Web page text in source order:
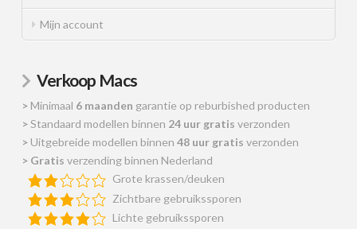
Mijn account
Verkoop Macs
>Minimaal 6 maanden garantie op reburbished producten
>Standaard modellen binnen 24 uur gratis verzonden
>Uitgebreide modellen binnen 48 uur gratis verzonden
>Gratis verzending binnen Nederland
Grote krassen/deuken
Zichtbare gebruikssporen
Lichte gebruikssporen